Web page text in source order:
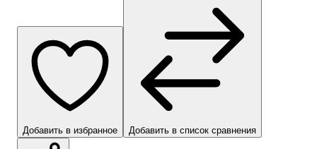
Добавить в избранное Добавить в список сравнения